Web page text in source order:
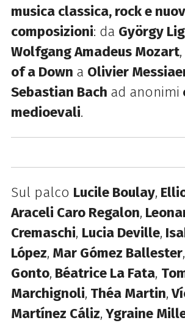
musica classica, rock e
composizioni: da György
Wolfgang Amadeus Mozart
of a Down a Olivier
Sebastian Bach ad anonimi
medioevali.
Sul palco Lucile Boulay,
Araceli Caro Regalon,
Cremaschi, Lucia Deville,
López, Mar Gómez Ballester,
Gonto, Béatrice La Fata,
Marchignoli, Théa Martin,
Martínez Cáliz, Ygraine